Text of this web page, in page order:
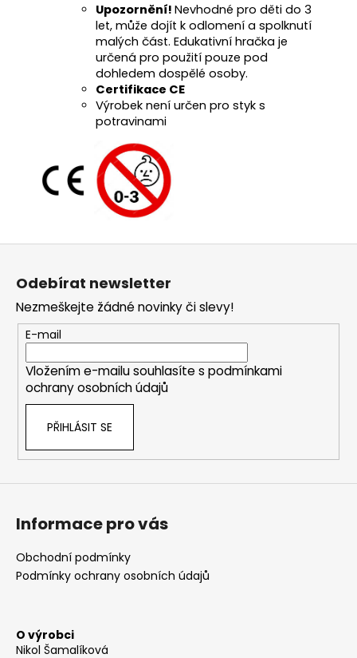
Upozornění! Nevhodné pro děti do 3
let, může dojít k odlomení a spolknutí
malých část. Edukativní hračka je
určená pro použití pouze pod
dohledem dospělé osoby.
Certifikace CE
Výrobek není určen pro styk s
potravinami
Z
Odebírat newsletter
Nezmeškejte žádné novinky či slevy!
E-mail
Vložením e-mailu souhlasíte s podmínkami
ochrany osobních údajů
PŘIHLÁSIT SE
Informace pro vás
Obchodní podmínky
Podmínky ochrany osobních údajů
O výrobci
Nikol Šamalíková